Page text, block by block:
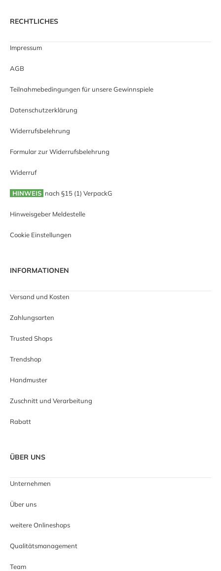
RECHTLICHES
Impressum
AGB
Teilnahmebedingungen für unsere Gewinnspiele
Datenschutzerklärung
Widerrufsbelehrung
Formular zur Widerrufsbelehrung
Widerruf
HINWEIS nach §15 (1) VerpackG
Hinweisgeber Meldestelle
Cookie Einstellungen
INFORMATIONEN
Versand und Kosten
Zahlungsarten
Trusted Shops
Trendshop
Handmuster
Zuschnitt und Verarbeitung
Rabatt
ÜBER UNS
Unternehmen
Über uns
weitere Onlineshops
Qualitätsmanagement
Team